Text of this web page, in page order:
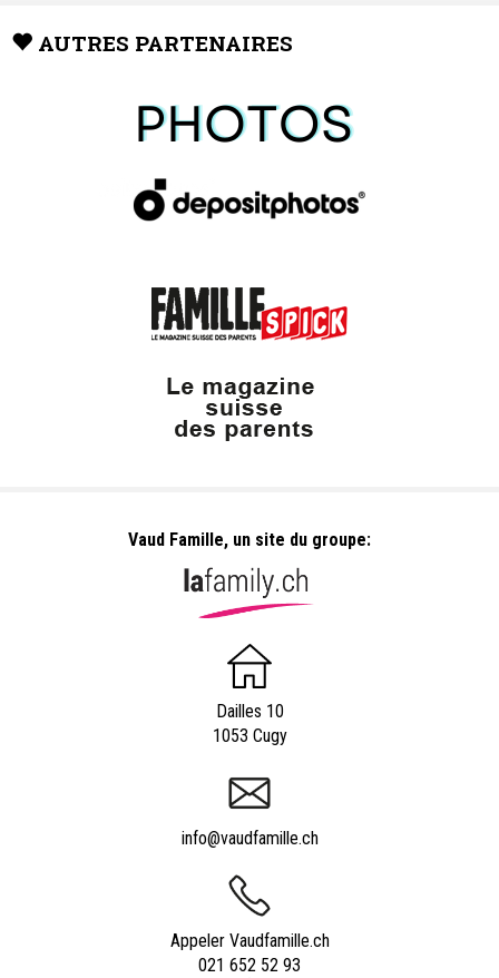
AUTRES PARTENAIRES
Vaud Famille, un site du groupe:
Dailles 10
1053 Cugy
info@vaudfamille.ch
Appeler Vaudfamille.ch
021 652 52 93